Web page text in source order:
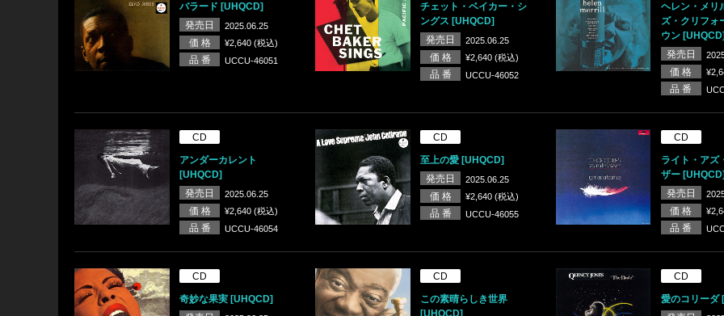
バラード [UHQCD]
発売日
2025.06.25
価 格 ¥2,640 (税込)
品 番 UCCU-46051
チェット・ベイカー・シ
ングス [UHQCD]
発売日
2025.06.25
価 格 ¥2,640 (税込)
品 番 UCCU-46052
ヘレン・メリ
ズ・クリフォ
ウン [UHQCD]
発売日
価 格
品 番
CD
アンダーカレント
[UHQCD]
発売日
2025.06.25
価 格 ¥2,640 (税込)
品 番 UCCU-46054
CD
至上の愛 [UHQCD]
発売日
2025.06.25
価 格 ¥2,640 (税込)
品 番 UCCU-46055
CD
ライト・アズ
ザー [UHQCD]
発売日
価 格
品 番
CD
奇妙な果実 [UHQCD]
CD
この素晴らしき世界
[UHQCD]
CD
愛のコリーダ